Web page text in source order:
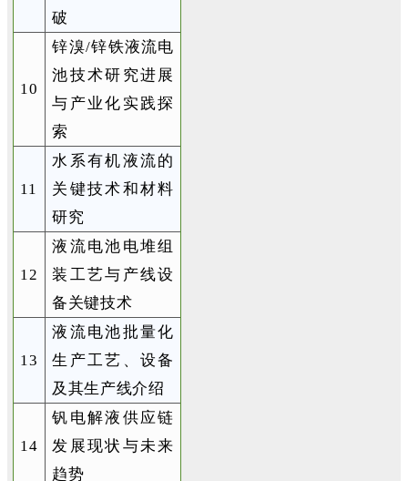
破
10
锌溴/锌铁液流电
池技术研究进展
与产业化实践探
索
11
水系有机液流的
关键技术和材料
研究
12
液流电池电堆组
装工艺与产线设
备关键技术
13
液流电池批量化
生产工艺、设备
及其生产线介绍
14
钒电解液供应链
发展现状与未来
趋势